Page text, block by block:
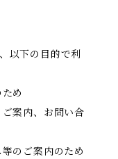
以下の目的で利
め
ご案内、お問い合
のご案内のため